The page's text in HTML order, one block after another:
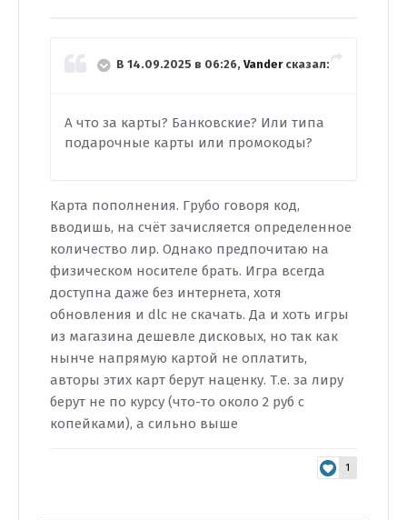
В 14.09.2025 в 06:26, Vanderсказал:
А что за карты? Банковские? Или типа
подарочные карты или промокоды?
Карта пополнения. Грубо говоря код,
вводишь, на счёт зачисляется определенное
количество лир. Однако предпочитаю на
физическом носителе брать. Игра всегда
доступна даже без интернета, хотя
обновления и dlc не скачать. Да и хоть игры
из магазина дешевле дисковых, но так как
нынче напрямую картой не оплатить,
авторы этих карт берут наценку. Т.е. за лиру
берут не по курсу (что-то около 2 руб с
копейками), а сильно выше
1